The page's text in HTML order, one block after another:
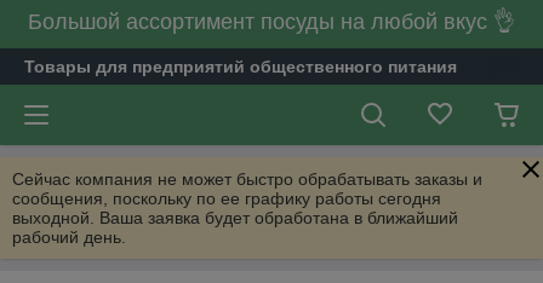
Большой ассортимент посуды на любой вкус 👌
Товары для предприятий общественного питания
Сейчас компания не может быстро обрабатывать заказы и
сообщения, поскольку по ее графику работы сегодня
выходной. Ваша заявка будет обработана в ближайший
рабочий день.